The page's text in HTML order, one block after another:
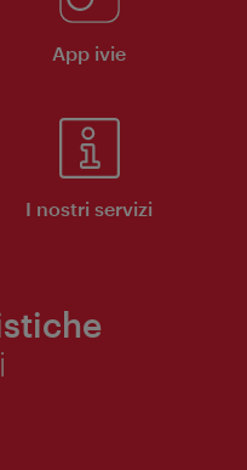
App ivie
I nostri servizi